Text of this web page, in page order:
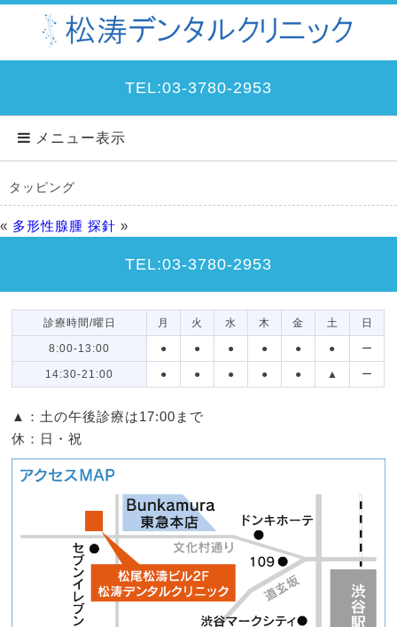
TEL:03-3780-2953
メニュー表示
タッピング
« 多形性腺腫 探針 »
TEL:03-3780-2953
診療時間/曜日 月 火 水 木 金 土 日
8:00-13:00 ● ● ● ● ● ● ー
14:30-21:00 ● ● ● ● ● ▲ ー
▲：土の午後診療は17:00まで
休：日・祝